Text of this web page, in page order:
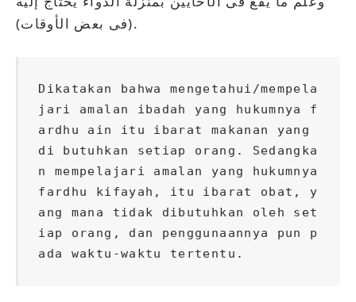
(فى بعض الأوقات).
Dikatakan bahwa mengetahui/mempela
jari amalan ibadah yang hukumnya f
ardhu ain itu ibarat makanan yang
di butuhkan setiap orang. Sedangka
n mempelajari amalan yang hukumnya
fardhu kifayah, itu ibarat obat, y
ang mana tidak dibutuhkan oleh set
iap orang, dan penggunaannya pun p
ada waktu-waktu tertentu.